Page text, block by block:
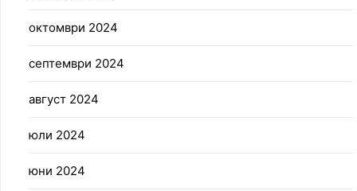
октомври 2024
септември 2024
август 2024
юли 2024
юни 2024